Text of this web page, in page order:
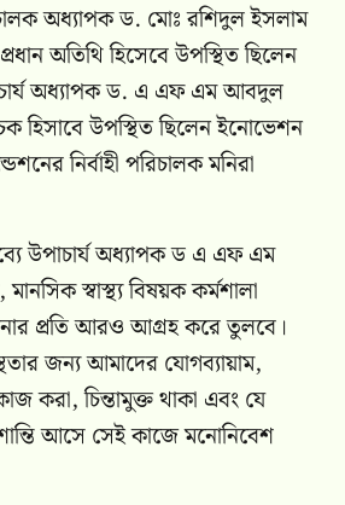
অধ্যাপক ড. মোঃ রশিদুল ইসলাম
অতিথি হিসেবে উপস্থিত ছিলেন
অধ্যাপক ড. এ এফ এম আবদুল
হিসাবে উপস্থিত ছিলেন ইনোভেশন
নির্বাহী পরিচালক মনিরা
উপাচার্য অধ্যাপক ড এ এফ এম
স্বাস্থ্য বিষয়ক কর্মশালা
প্রতি আরও আগ্রহ করে তুলবে।
জন্য আমাদের যোগব্যায়াম,
করা, চিন্তামুক্ত থাকা এবং যে
আসে সেই কাজে মনোনিবেশ